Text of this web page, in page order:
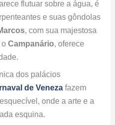
flutuar sobre a água, é
e suas gôndolas
, com sua majestosa
oCampanário, oferece
dos palácios
de Veneza fazem
onde a arte e a
esquina.